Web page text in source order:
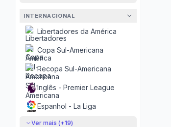
INTERNACIONAL
Libertadores da América
Copa Sul-Americana
Recopa Sul-Americana
Inglês - Premier League
Espanhol - La Liga
Ver mais (+19)